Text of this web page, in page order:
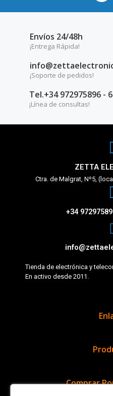
Envíos 24/48h
¡Entrega Rápida!
¡Soporte de pedidos!
Tel.+34 972975896 -
¡Línea de consultas!
ZETTA
Ctra. de Malgrat, Nº5,
+34
Tienda de electrónica y
En activo desde 2011.
Comprar